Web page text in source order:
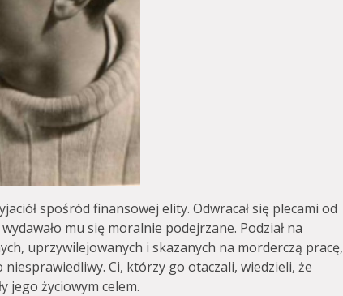
spośród finansowej elity. Odwracał się plecami od
mu się moralnie podejrzane. Podział na
uprzywilejowanych i skazanych na morderczą pracę,
niesprawiedliwy. Ci, którzy go otaczali, wiedzieli, że
jego życiowym celem.